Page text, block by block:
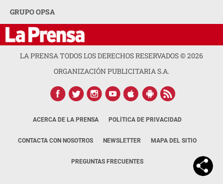
GRUPO OPSA
LA PRENSA TODOS LOS DERECHOS RESERVADOS ©2026
ORGANIZACIÓN PUBLICITARIA S.A.
ACERCA DE LA PRENSA POLÍTICA DE PRIVACIDAD
CONTACTA CON NOSOTROS NEWSLETTER MAPA DEL SITIO
PREGUNTAS FRECUENTES